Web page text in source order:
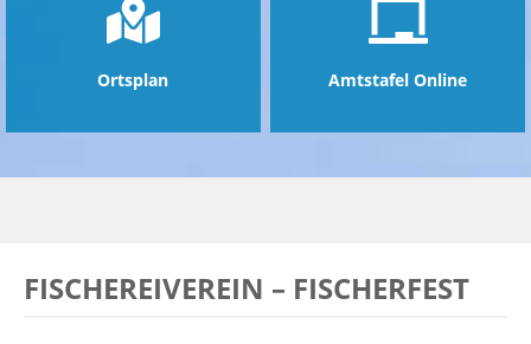
Ortsplan Amtstafel Online
FISCHEREIVEREIN – FISCHERFEST